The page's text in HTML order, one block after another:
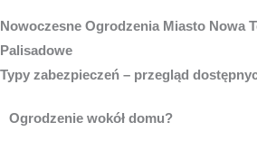
Nowoczesne Ogrodzenia Miasto Nowa
Palisadowe
Typy zabezpieczeń – przegląd
Ogrodzenie wokół domu?